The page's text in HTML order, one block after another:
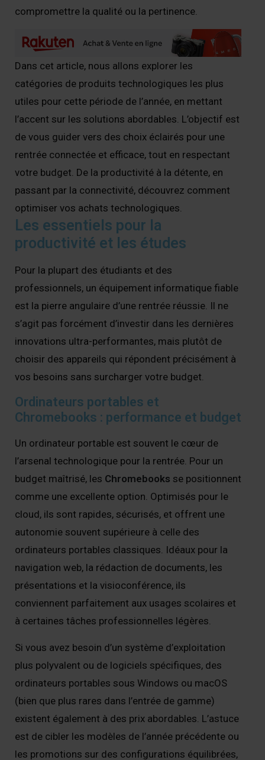
compromettre la qualité ou la pertinence.
Dans cet article, nous allons explorer les
catégories de produits technologiques les plus
utiles pour cette période de l’année, en mettant
l’accent sur les solutions abordables. L’objectif est
de vous guider vers des choix éclairés pour une
rentrée connectée et efficace, tout en respectant
votre budget. De la productivité à la détente, en
passant par la connectivité, découvrez comment
optimiser vos achats technologiques.
Les essentiels pour la
productivité et les études
Pour la plupart des étudiants et des
professionnels, un équipement informatique fiable
est la pierre angulaire d’une rentrée réussie. Il ne
s’agit pas forcément d’investir dans les dernières
innovations ultra-performantes, mais plutôt de
choisir des appareils qui répondent précisément à
vos besoins sans surcharger votre budget.
Ordinateurs portables et
Chromebooks : performance et budget
Un ordinateur portable est souvent le cœur de
l’arsenal technologique pour la rentrée. Pour un
budget maîtrisé, les Chromebooks se positionnent
comme une excellente option. Optimisés pour le
cloud, ils sont rapides, sécurisés, et offrent une
autonomie souvent supérieure à celle des
ordinateurs portables classiques. Idéaux pour la
navigation web, la rédaction de documents, les
présentations et la visioconférence, ils
conviennent parfaitement aux usages scolaires et
à certaines tâches professionnelles légères.
Si vous avez besoin d’un système d’exploitation
plus polyvalent ou de logiciels spécifiques, des
ordinateurs portables sous Windows ou macOS
(bien que plus rares dans l’entrée de gamme)
existent également à des prix abordables. L’astuce
est de cibler les modèles de l’année précédente ou
les promotions sur des configurations équilibrées,